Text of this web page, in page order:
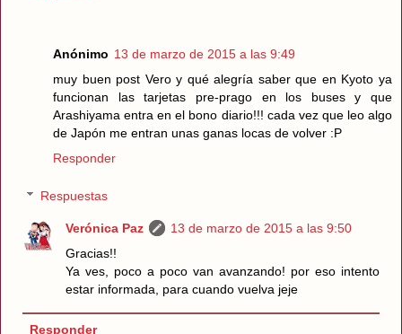
Anónimo 13 de marzo de 2015 a las 9:49
muy buen post Vero y qué alegría saber que en Kyoto ya
funcionan las tarjetas pre-prago en los buses y que
Arashiyama entra en el bono diario!!! cada vez que leo algo
de Japón me entran unas ganas locas de volver :P
Responder
Respuestas
Verónica Paz
13 de marzo de 2015 a las 9:50
Gracias!!
Ya ves, poco a poco van avanzando! por eso intento
estar informada, para cuando vuelva jeje
Responder